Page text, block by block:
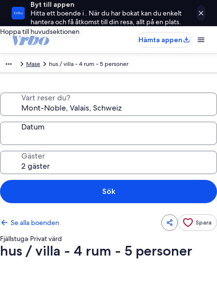
Byt till appen
Hitta ett boende i . När du har bokat kan du enkelt
hantera och få åtkomst till din resa, allt på en plats.
Hoppa till huvudsektionen
Hämta appen
Mase hus / villa - 4 rum - 5 personer
Vart reser du?
Datum
Gäster
Sök
Se alla boenden Spara
Fjällstuga·Privat värd
hus / villa - 4 rum - 5 personer